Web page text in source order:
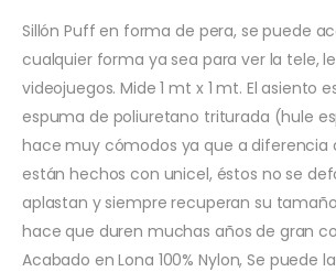
Sillón Puff en forma de pera, se puede
cualquier forma ya sea para ver la tele,
videojuegos. Mide 1 mt x 1 mt. El asiento
espuma de poliuretano triturada (hule
hace muy cómodos ya que a diferencia
están hechos con unicel, éstos no se
aplastan y siempre recuperan su
hace que duren muchas años de gran
Acabado en Lona 100% Nylon, Se puede